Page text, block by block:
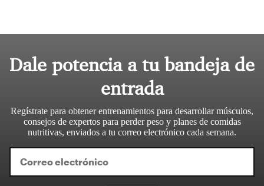
Dale potencia a tu bandeja de
entrada
Regístrate para obtener entrenamientos para desarrollar músculos,
consejos de expertos para perder peso y planes de comidas
nutritivas, enviados a tu correo electrónico cada semana.